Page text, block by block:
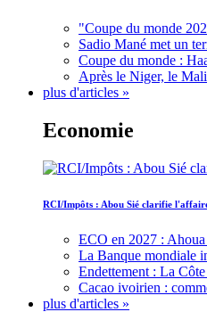
"Coupe du monde
Sadio Mané met un
Coupe du monde :
Après le Niger, le
plus d'articles »
Economie
RCI/Impôts : Abou Sié clarifie
ECO en 2027 :
La Banque mondiale
Endettement : La
Cacao ivoirien :
plus d'articles »